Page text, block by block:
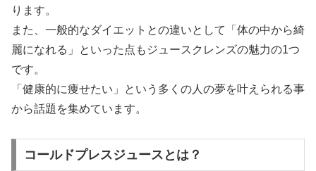
ります。
また、一般的なダイエットとの違いとして「体の中から綺
麗になれる」といった点もジュースクレンズの魅力の1つ
です。
「健康的に痩せたい」という多くの人の夢を叶えられる事
から話題を集めています。
コールドプレスジュースとは？